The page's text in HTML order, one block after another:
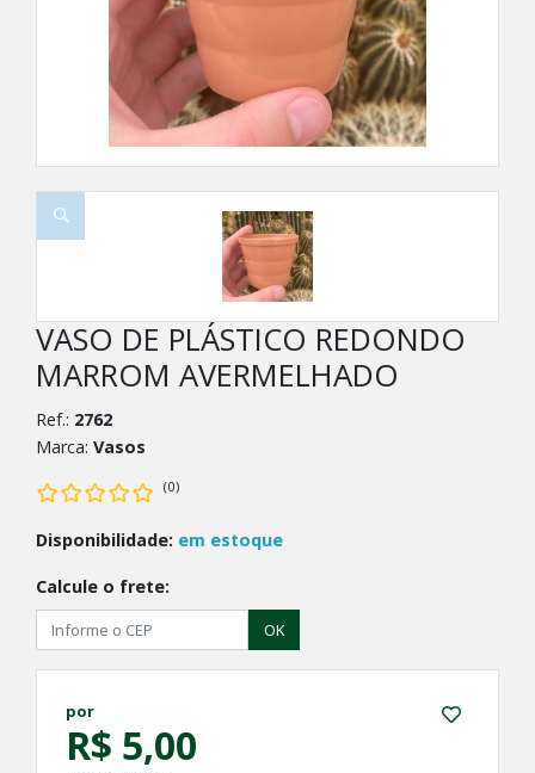
VASO DE PLÁSTICO REDONDO
MARROM AVERMELHADO
Ref.: 2762
Marca: Vasos
(0)
Disponibilidade: em estoque
Calcule o frete:
OK
por
R$ 5,00